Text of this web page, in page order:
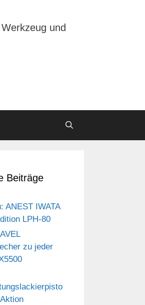
und
Beiträge
ANEST IWATA
LPH-80
zu jeder